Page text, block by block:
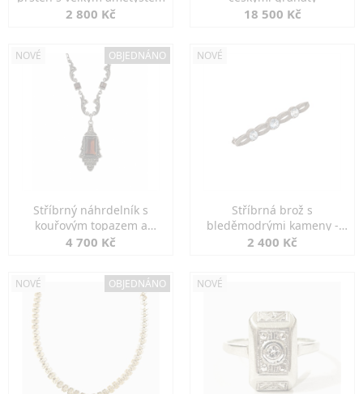
2 800 Kč 18 500 Kč
NOVÉ OBJEDNÁNO
Stříbrný náhrdelník s
kouřovým topazem a
markazity
4 700 Kč
NOVÉ
Stříbrná brož s
bleděmodrými kameny -
jemná elegance
2 400 Kč
NOVÉ OBJEDNÁNO NOVÉ